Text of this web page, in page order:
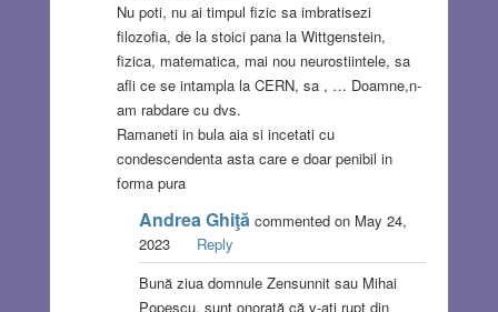
Nu poti, nu ai timpul fizic sa imbratisezi
filozofia, de la stoici pana la Wittgenstein,
fizica, matematica, mai nou neurostiintele, sa
afli ce se intampla la CERN, sa , … Doamne,n-
am rabdare cu dvs.
Ramaneti in bula aia si incetati cu
condescendenta asta care e doar penibil in
forma pura
Andrea Ghiţăcommented on May 24,
2023
Reply
Bună ziua domnule Zensunnit sau Mihai
Popescu, sunt onorată că v-aţi rupt din